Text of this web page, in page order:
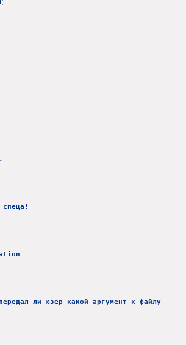
спеца!
ли юзер какой аргумент к файлу